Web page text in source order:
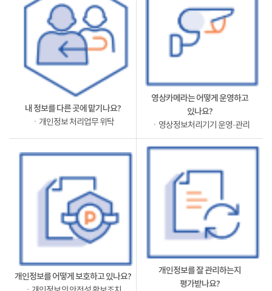
내 정보를 다른 곳에 맡기나요?
ㆍ개인정보 처리업무 위탁
영상카메라는 어떻게 운영하고
있나요?
ㆍ영상정보처리기기 운영·관리
개인정보를 어떻게 보호하고 있나요?
개인정보를 잘 관리하는지
평가받나요?